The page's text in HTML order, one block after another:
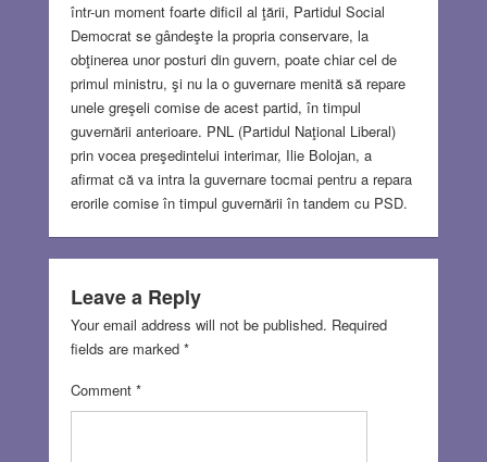
într-un moment foarte dificil al ţării, Partidul Social
Democrat se gândeşte la propria conservare, la
obţinerea unor posturi din guvern, poate chiar cel de
primul ministru, şi nu la o guvernare menită să repare
unele greşeli comise de acest partid, în timpul
guvernării anterioare. PNL (Partidul Naţional Liberal)
prin vocea preşedintelui interimar, Ilie Bolojan, a
afirmat că va intra la guvernare tocmai pentru a repara
erorile comise în timpul guvernării în tandem cu PSD.
Leave a Reply
Your email address will not be published. Required
fields are marked *
Comment *